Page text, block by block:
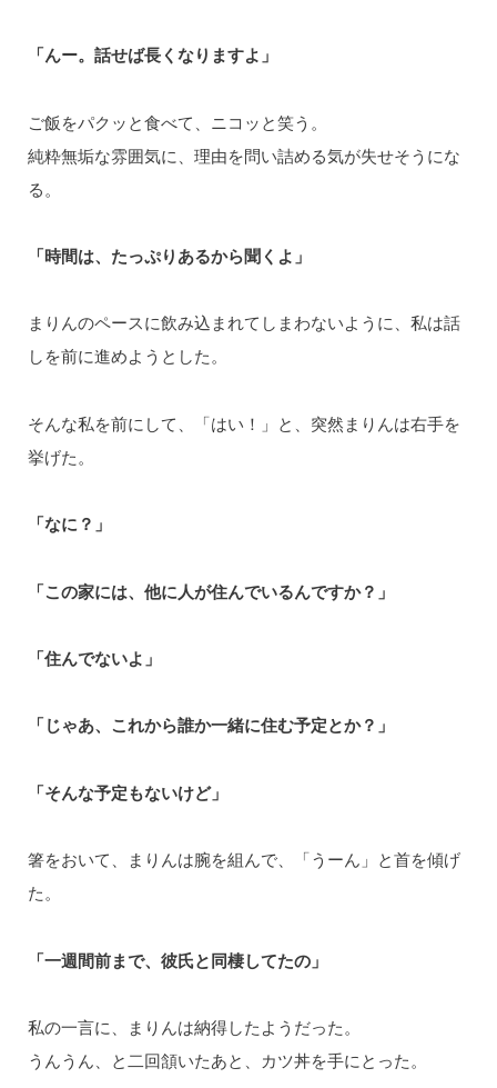
「んー。話せば長くなりますよ」
ご飯をパクッと食べて、ニコッと笑う。
純粋無垢な雰囲気に、理由を問い詰める気が失せそうにな
る。
「時間は、たっぷりあるから聞くよ」
まりんのペースに飲み込まれてしまわないように、私は話
しを前に進めようとした。
そんな私を前にして、「はい！」と、突然まりんは右手を
挙げた。
「なに？」
「この家には、他に人が住んでいるんですか？」
「住んでないよ」
「じゃあ、これから誰か一緒に住む予定とか？」
「そんな予定もないけど」
箸をおいて、まりんは腕を組んで、「うーん」と首を傾げ
た。
「一週間前まで、彼氏と同棲してたの」
私の一言に、まりんは納得したようだった。
うんうん、と二回頷いたあと、カツ丼を手にとった。